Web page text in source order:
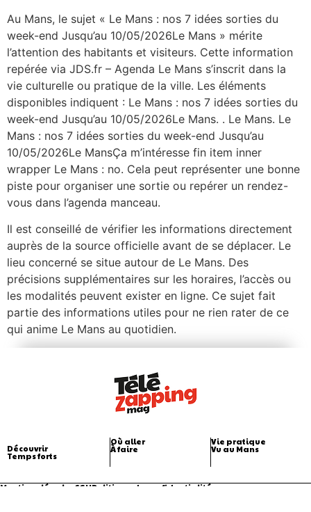
Au Mans, le sujet « Le Mans : nos 7 idées sorties du
week-end Jusqu’au 10/05/2026Le Mans » mérite
l’attention des habitants et visiteurs. Cette information
repérée via JDS.fr – Agenda Le Mans s’inscrit dans la
vie culturelle ou pratique de la ville. Les éléments
disponibles indiquent : Le Mans : nos 7 idées sorties du
week-end Jusqu’au 10/05/2026Le Mans. . Le Mans. Le
Mans : nos 7 idées sorties du week-end Jusqu’au
10/05/2026Le MansÇa m’intéresse fin item inner
wrapper Le Mans : no. Cela peut représenter une bonne
piste pour organiser une sortie ou repérer un rendez-
vous dans l’agenda manceau.
Il est conseillé de vérifier les informations directement
auprès de la source officielle avant de se déplacer. Le
lieu concerné se situe autour de Le Mans. Des
précisions supplémentaires sur les horaires, l’accès ou
les modalités peuvent exister en ligne. Ce sujet fait
partie des informations utiles pour ne rien rater de ce
qui anime Le Mans au quotidien.
Découvrir
Temps forts
Où aller
À faire
Vie pratique
Vu au Mans
Mentions légales CGUPolitique de confidentialité